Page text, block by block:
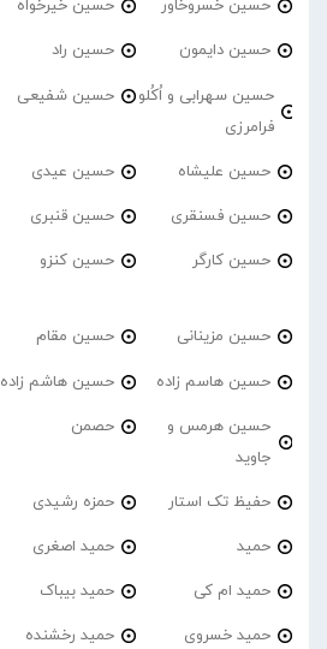
حسین خسروخاور حسین خیرخواه
حسین دایمون حسین راد
حسین سهرابی و اُکُلو
فرامرزی
حسین شفیعی
حسین علیشاه حسین عیدی
حسین فسنقری حسین قنبری
حسین کارگر حسین کنزو
حسین مزینانی حسین مقام
حسین هاسم زاده حسین هاشم زاده
حسین هرمس و
جاوید
حصمن
حفیظ تک استار حمزه رشیدی
حمید حمید اصغری
حمید ام کی حمید بیباک
حمید خسروی حمید رخشنده